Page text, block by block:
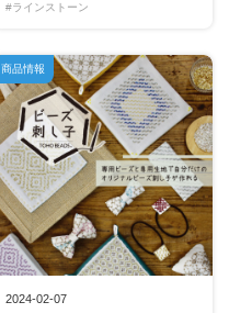
#ラインストーン
2024-02-07
商品情報